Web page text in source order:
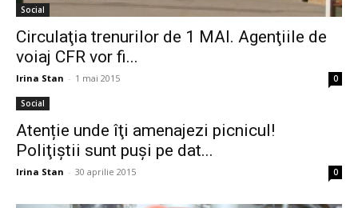
Social
Circulaţia trenurilor de 1 MAI. Agenţiile de
voiaj CFR vor fi...
Irina Stan - 1 mai 2015 0
Social
Atenție unde îţi amenajezi picnicul!
Poliţiştii sunt puşi pe dat...
Irina Stan - 30 aprilie 2015 0